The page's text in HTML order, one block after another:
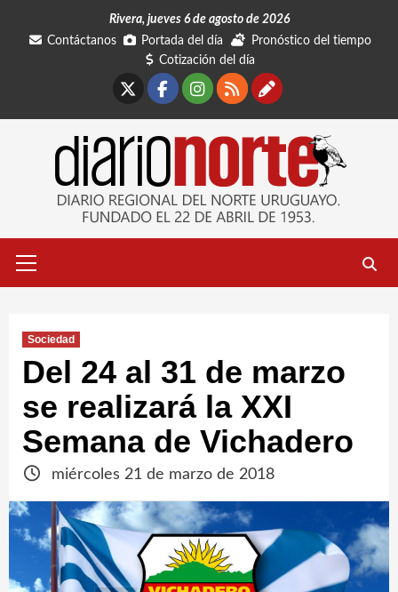
Rivera, jueves 6 de agosto de 2026
Contáctanos
Portada del día
Pronóstico del tiempo
Cotización del día
Facebook
Instagram
RSSContáctanos
primario
Sociedad
Del 24 al 31 de marzo
se realizará la XXI
Semana de Vichadero
miércoles 21 de marzo de 2018